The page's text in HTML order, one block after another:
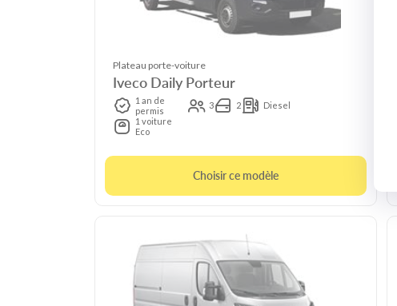
Plateau porte-voiture
Iveco Daily Porteur
1 an de
permis
3 2
Diesel
1 voiture
Eco
Choisir ce modèle